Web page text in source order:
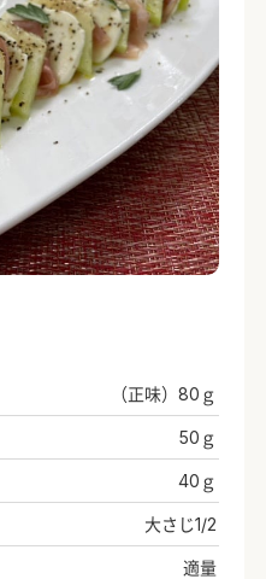
（正味）80ｇ
50ｇ
40ｇ
大さじ1/2
適量